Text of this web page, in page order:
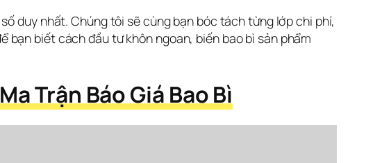
duy nhất. Chúng tôi sẽ cùng bạn bóc tách từng lớp chi phí,
bạn biết cách đầu tư khôn ngoan, biến bao bì sản phẩm
Trận Báo Giá Bao Bì